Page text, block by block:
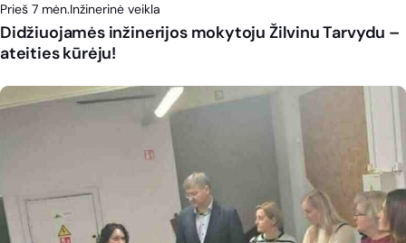
Prieš 7 mėn.Inžinerinė veikla
Didžiuojamės inžinerijos mokytoju Žilvinu Tarvydu –
ateities kūrėju!